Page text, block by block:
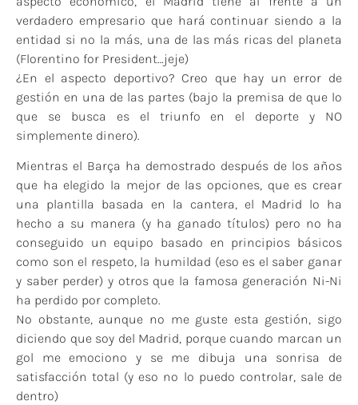
verdadero empresario que hará continuar siendo a la
entidad si no la más, una de las más ricas del planeta
(Florentino for President…jeje)
¿En el aspecto deportivo? Creo que hay un error de
gestión en una de las partes (bajo la premisa de que lo
que se busca es el triunfo en el deporte y NO
simplemente dinero).
Mientras el Barça ha demostrado después de los años
que ha elegido la mejor de las opciones, que es crear
una plantilla basada en la cantera, el Madrid lo ha
hecho a su manera (y ha ganado títulos) pero no ha
conseguido un equipo basado en principios básicos
como son el respeto, la humildad (eso es el saber ganar
y saber perder) y otros que la famosa generación Ni-Ni
ha perdido por completo.
No obstante, aunque no me guste esta gestión, sigo
diciendo que soy del Madrid, porque cuando marcan un
gol me emociono y se me dibuja una sonrisa de
satisfacción total (y eso no lo puedo controlar, sale de
dentro)